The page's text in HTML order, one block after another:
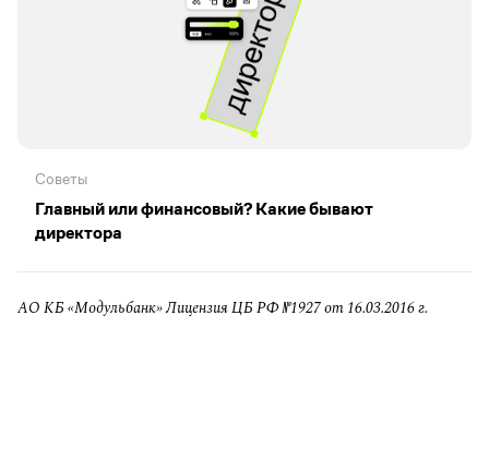
Советы
Главный или финансовый? Какие бывают
директора
АО КБ «Модульбанк» Лицензия ЦБ РФ №1927 от 16.03.2016 г.